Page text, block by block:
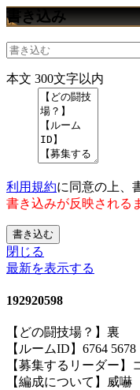
書き込み
本文 300文字以内
利用規約に同意の上、
書き込みが反映される
書き込む
閉じる
最新を表示する
192920598
【どの闘技場？】裏
【ルームID】6764 5678
【募集するリーダー】
【編成について】威嚇